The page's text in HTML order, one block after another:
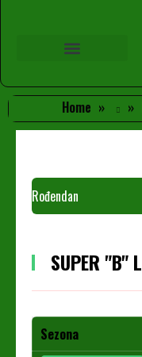
Home
Rođendan
SUPER "B"
Sezona